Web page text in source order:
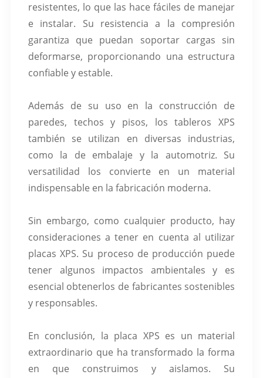
resistentes, lo que las hace fáciles de manejar
e instalar. Su resistencia a la compresión
garantiza que puedan soportar cargas sin
deformarse, proporcionando una estructura
confiable y estable.
Además de su uso en la construcción de
paredes, techos y pisos, los tableros XPS
también se utilizan en diversas industrias,
como la de embalaje y la automotriz. Su
versatilidad los convierte en un material
indispensable en la fabricación moderna.
Sin embargo, como cualquier producto, hay
consideraciones a tener en cuenta al utilizar
placas XPS. Su proceso de producción puede
tener algunos impactos ambientales y es
esencial obtenerlos de fabricantes sostenibles
y responsables.
En conclusión, la placa XPS es un material
extraordinario que ha transformado la forma
en que construimos y aislamos. Su